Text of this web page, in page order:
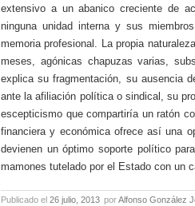
extensivo a un abanico creciente de
ninguna unidad interna y sus
memoria profesional. La propia
meses, agónicas chapuzas varias,
explica su fragmentación, su ausencia
ante la afiliación política o sindical, su
escepticismo que compartiría un ratón
financiera y económica ofrece así una
devienen un óptimo soporte político
mamones tutelado por el Estado con un
Publicado el 26 julio, 2013 porAlfonso González